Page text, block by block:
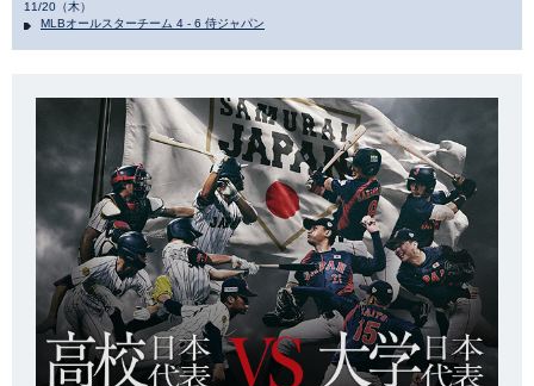
11/20（木）
MLBオールスターチーム 4 - 6 侍ジャパン